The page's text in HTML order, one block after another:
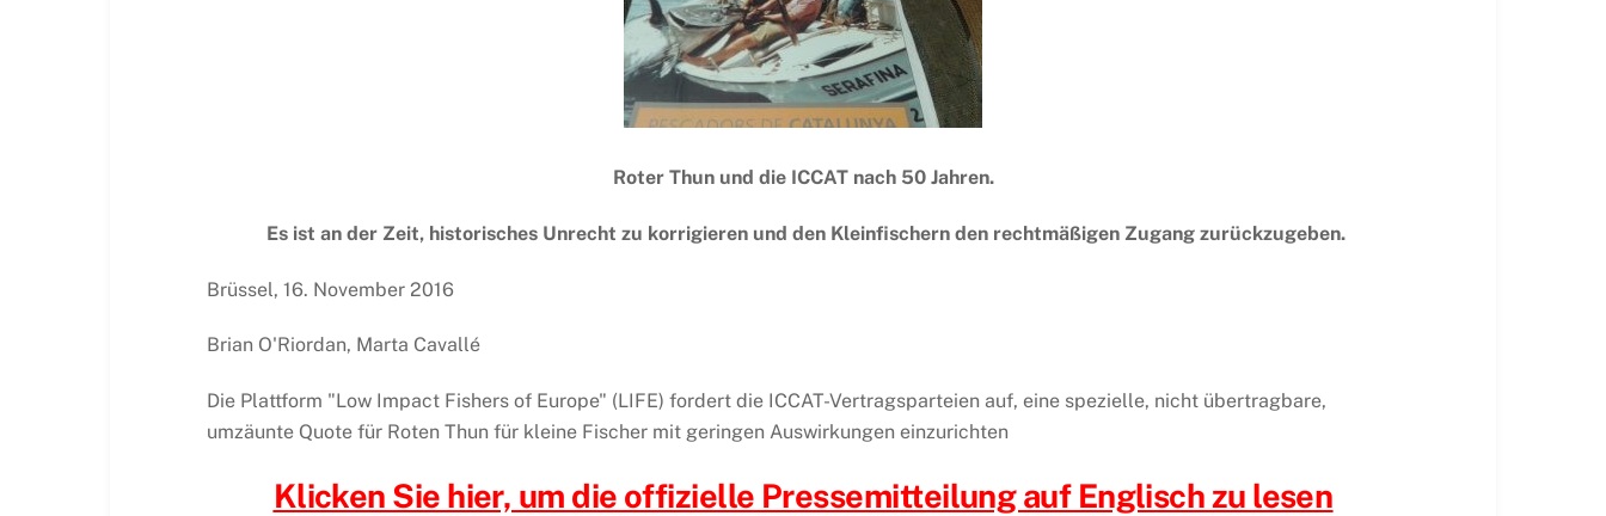
Roter Thun und die ICCAT nach 50 Jahren.
Es ist an der Zeit, historisches Unrecht zu korrigieren und den Kleinfischern den rechtmäßigen Zugang zurückzugeben.
Brüssel, 16. November 2016
Brian O'Riordan, Marta Cavallé
Die Plattform "Low Impact Fishers of Europe" (LIFE) fordert die ICCAT-Vertragsparteien auf, eine spezielle, nicht übertragbare,
umzäunte Quote für Roten Thun für kleine Fischer mit geringen Auswirkungen einzurichten
Klicken Sie hier, um die offizielle Pressemitteilung auf Englisch zu lesen